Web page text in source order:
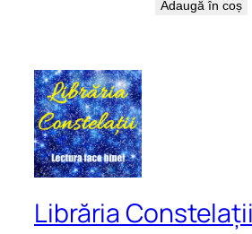
Adaugă în coș
Librăria Constelații